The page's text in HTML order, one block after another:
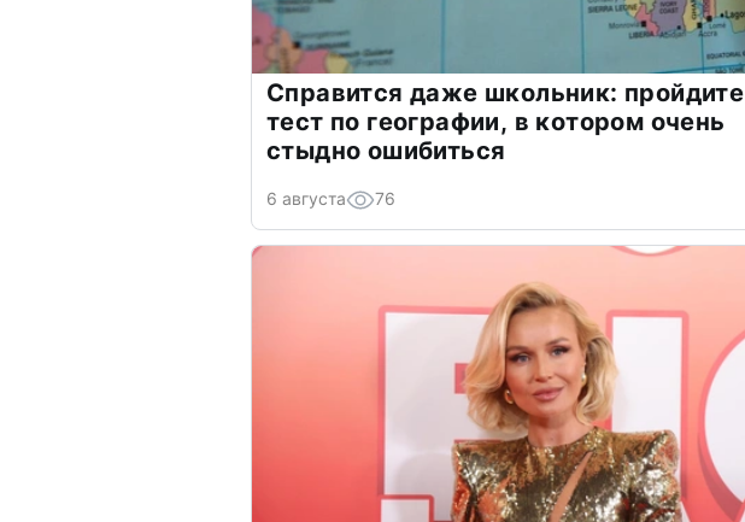
Справится даже школьник: пройдите
тест по географии, в котором очень
стыдно ошибиться
6 августа 76